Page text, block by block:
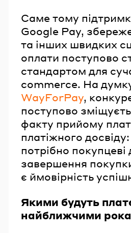
Саме тому
Google Pay,
та інших швидких
оплати поступово
стандартом для
commerce. На думку
WayForPay,
поступово
факту прийому
платіжного
потрібно покупцеві
завершення
є ймовірність
Якими будуть
найближчими